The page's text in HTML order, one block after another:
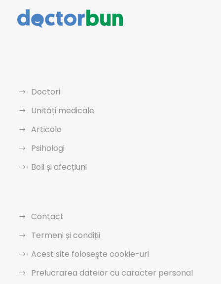
Doctori
Unități medicale
Articole
Psihologi
Boli și afecțiuni
Contact
Termeni și condiții
Acest site folosește cookie-uri
Prelucrarea datelor cu caracter personal